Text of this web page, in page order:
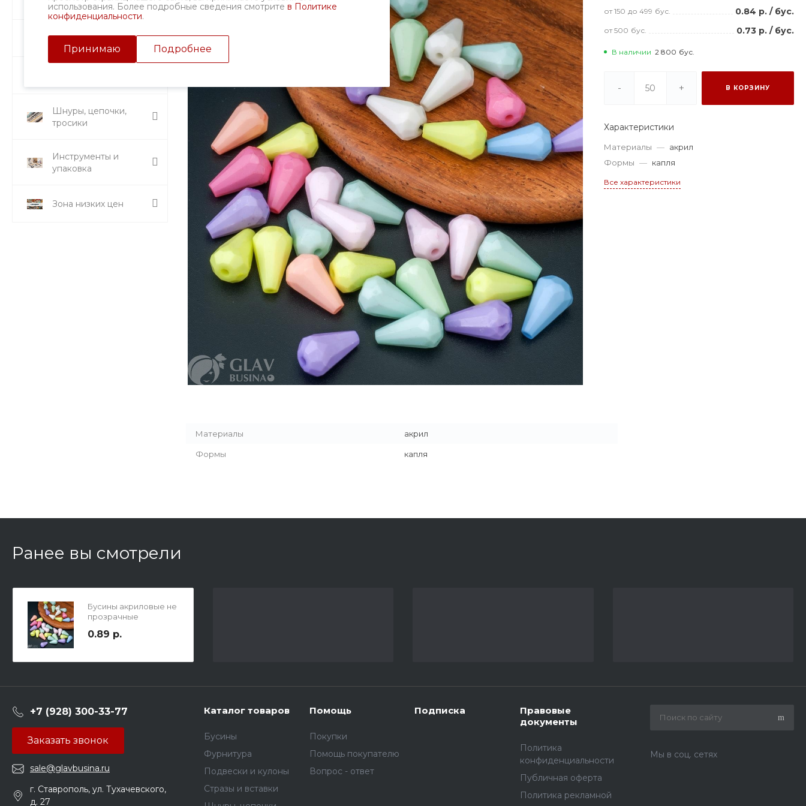
использования. Более подробные сведения смотрите в Политике
конфиденциальности.
Принимаю Подробнее
Подвески и кулоны
Шнуры, цепочки,
тросики
Инструменты и
упаковка
Зона низких цен
от 150 до 499 бус. 0.84 р. / бус.
от 500 бус. 0.73 р. / бус.
В наличии 2 800 бус.
- + В КОРЗИНУ
Характеристики
Материалы — акрил
Формы — капля
Все характеристики
Материалы акрил
Формы капля
Ранее вы смотрели
Бусины акриловые не
прозрачные
цвет каремельный
0.89 р.
+7 (928) 300-33-77
Заказать звонок
sale@glavbusina.ru
г. Ставрополь, ул. Тухачевского,
д. 27
Каталог товаров
Бусины
Фурнитура
Подвески и кулоны
Стразы и вставки
Помощь
Покупки
Помощь покупателю
Вопрос - ответ
Подписка
Правовые
документы
Политика
конфиденциальности
Публичная оферта
Политика рекламной
Мы в соц. сетях